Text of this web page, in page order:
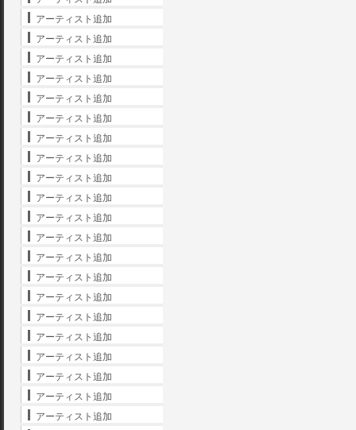
アーティスト追加
アーティスト追加
アーティスト追加
アーティスト追加
アーティスト追加
アーティスト追加
アーティスト追加
アーティスト追加
アーティスト追加
アーティスト追加
アーティスト追加
アーティスト追加
アーティスト追加
アーティスト追加
アーティスト追加
アーティスト追加
アーティスト追加
アーティスト追加
アーティスト追加
アーティスト追加
アーティスト追加